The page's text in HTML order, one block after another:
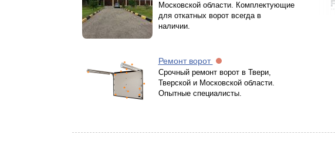
Московской области. Комплектующие
для откатных ворот всегда в
наличии.
Ремонт ворот
Срочный ремонт ворот в Твери,
Тверской и Московской области.
Опытные специалисты.